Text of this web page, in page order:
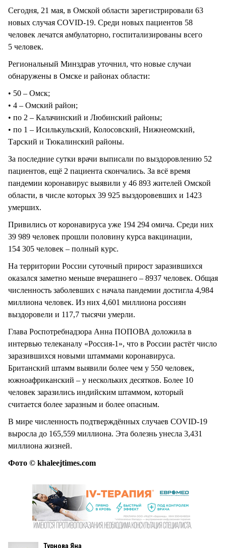
Сегодня, 21 мая, в Омской области зарегистрировали 63
новых случая COVID-19. Среди новых пациентов 58
человек лечатся амбулаторно, госпитализированы всего
5 человек.
Региональный Минздрав уточнил, что новые случаи
обнаружены в Омске и районах области:
• 50 – Омск;
• 4 – Омский район;
• по 2 – Калачинский и Любинский районы;
• по 1 – Исилькульский, Колосовский, Нижнеомский,
Тарский и Тюкалинский районы.
За последние сутки врачи выписали по выздоровлению 52
пациентов, ещё 2 пациента скончались. За всё время
пандемии коронавирус выявили у 46 893 жителей Омской
области, в числе которых 39 925 выздоровевших и 1423
умерших.
Привились от коронавируса уже 194 294 омича. Среди них
39 989 человек прошли половину курса вакцинации,
154 305 человек – полный курс.
На территории России суточный прирост заразившихся
оказался заметно меньше вчерашнего – 8937 человек. Общая
численность заболевших с начала пандемии достигла 4,984
миллиона человек. Из них 4,601 миллиона россиян
выздоровели и 117,7 тысячи умерли.
Глава Роспотребнадзора Анна ПОПОВА доложила в
интервью телеканалу «Россия-1», что в России растёт число
заразившихся новыми штаммами коронавируса.
Британский штамм выявили более чем у 550 человек,
южноафриканский – у нескольких десятков. Более 10
человек заразились индийским штаммом, который
считается более заразным и более опасным.
В мире численность подтверждённых случаев COVID-19
выросла до 165,559 миллиона. Эта болезнь унесла 3,431
миллиона жизней.
Фото © khaleejtimes.com
Турнова Яна